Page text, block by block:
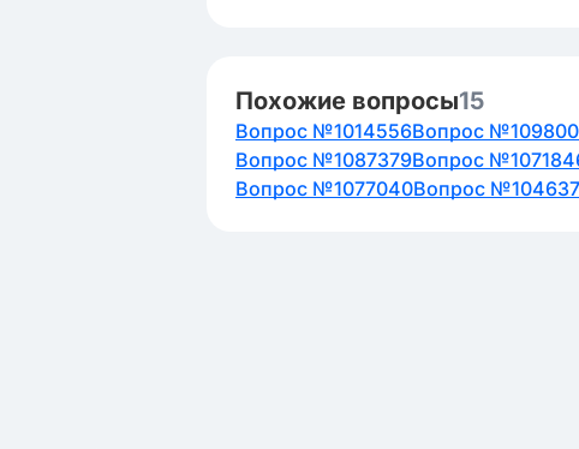
Похожие вопросы15
Вопрос №1014556Вопрос
Вопрос №1087379Вопрос
Вопрос №1077040Вопрос